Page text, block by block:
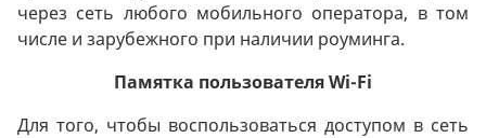
через сеть любого мобильного оператора, в том
числе и зарубежного при наличии роуминга.
Памятка пользователя Wi-Fi
Для того, чтобы воспользоваться доступом в сеть